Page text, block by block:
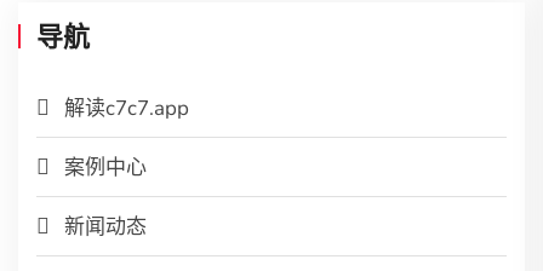
导航
解读c7c7.app
案例中心
新闻动态